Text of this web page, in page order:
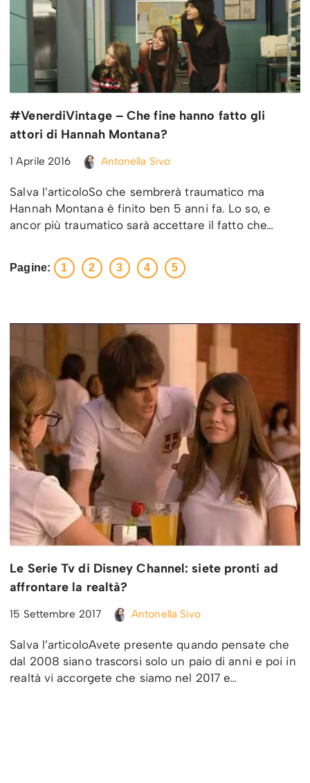
#VenerdiVintage – Che fine hanno fatto gli
attori di Hannah Montana?
1 Aprile 2016 Antonella Sivo
Salva l’articoloSo che sembrerà traumatico ma
Hannah Montana è finito ben 5 anni fa. Lo so, e
ancor più traumatico sarà accettare il fatto che…
Pagine: 1 2 3 4 5
Le Serie Tv di Disney Channel: siete pronti ad
affrontare la realtà?
15 Settembre 2017 Antonella Sivo
Salva l’articoloAvete presente quando pensate che
dal 2008 siano trascorsi solo un paio di anni e poi in
realtà vi accorgete che siamo nel 2017 e…